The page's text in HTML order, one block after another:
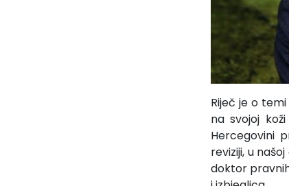
Riječ je o
na svojoj
Hercegovini
reviziji, u
doktor